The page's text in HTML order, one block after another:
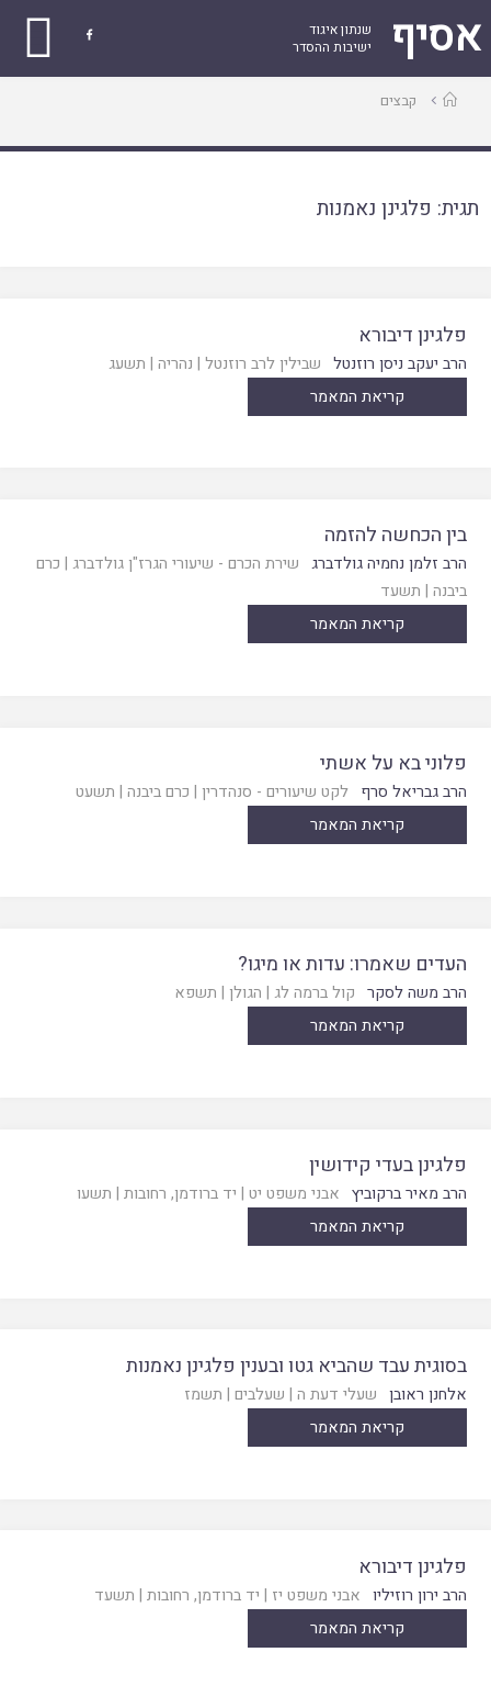
אסיף
שנתון איגוד
ישיבות ההסדר

עמודקבצים
תגית: פלגינן נאמנות
פלגינן דיבורא
הרב יעקב ניסן רוזנטל שבילין לרב רוזנטל | נהריה | תשעג
קריאת המאמר
בין הכחשה להזמה
הרב זלמן נחמיה גולדברג שירת הכרם - שיעורי הגרז"ן גולדברג | כרם
ביבנה | תשעד
קריאת המאמר
פלוני בא על אשתי
הרב גבריאל סרף לקט שיעורים - סנהדרין | כרם ביבנה | תשעט
קריאת המאמר
העדים שאמרו: עדות או מיגו?
הרב משה לסקר קול ברמה לג | הגולן | תשפא
קריאת המאמר
פלגינן בעדי קידושין
הרב מאיר ברקוביץ אבני משפט יט | יד ברודמן, רחובות | תשעו
קריאת המאמר
בסוגית עבד שהביא גטו ובענין פלגינן נאמנות
אלחנן ראובן שעלי דעת ה | שעלבים | תשמז
קריאת המאמר
פלגינן דיבורא
הרב ירון רוזיליו אבני משפט יז | יד ברודמן, רחובות | תשעד
קריאת המאמר